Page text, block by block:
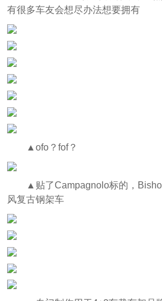
有很多车友会想尽办法想要拥有
▲ofo？fof？
▲贴了Campagnolo标的，
风复古钢架车